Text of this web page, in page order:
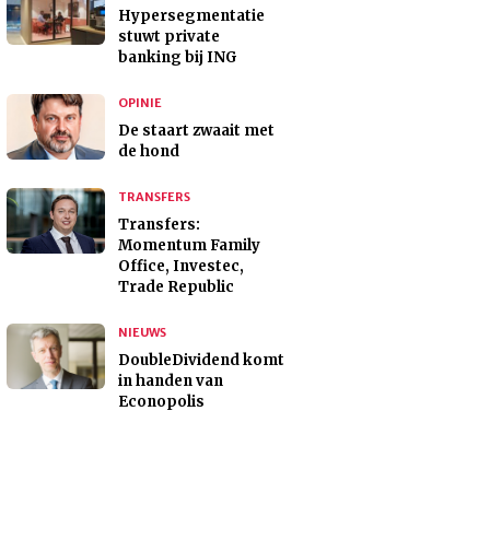
Hypersegmentatie
stuwt private
banking bij ING
OPINIE
De staart zwaait met
de hond
TRANSFERS
Transfers:
Momentum Family
Office, Investec,
Trade Republic
NIEUWS
DoubleDividend komt
in handen van
Econopolis